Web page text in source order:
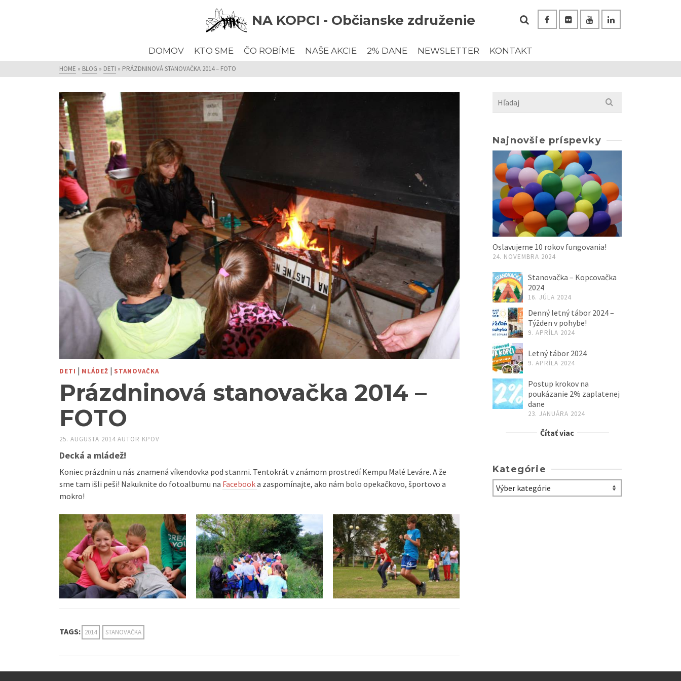
NA KOPCI - Občianske združenie
DOMOV KTO SME ČO ROBÍME NAŠE AKCIE 2% DANE NEWSLETTER KONTAKT
HOME » BLOG » DETI » PRÁZDNINOVÁ STANOVAČKA 2014 – FOTO
DETI | MLÁDEŽ | STANOVAČKA
Prázdninová stanovačka 2014 –
FOTO
25. AUGUSTA 2014 AUTOR KPOV
Decká a mládež!
Koniec prázdnin u nás znamená víkendovka pod stanmi. Tentokrát v známom prostredí Kempu Malé Leváre. A že
sme tam išli peši! Nakuknite do fotoalbumu na Facebooka zaspomínajte, ako nám bolo opekačkovo, športovo a
mokro!
TAGS: 2014 STANOVAČKA
Search
for:
Najnovšie príspevky
Oslavujeme 10 rokov fungovania!
24. NOVEMBRA 2024
Stanovačka – Kopcovačka
2024
16. JÚLA 2024
Denný letný tábor 2024 –
Týžden v pohybe!
9. APRÍLA 2024
Letný tábor 2024
9. APRÍLA 2024
Postup krokov na
poukázanie 2% zaplatenej
dane
23. JANUÁRA 2024
Čítať viac
Kategórie
Kategórie